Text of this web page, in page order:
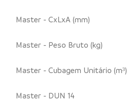
Master - CxLxA (mm)
Master - Peso Bruto (kg)
Master - Cubagem Unitário (m³)
Master - DUN 14